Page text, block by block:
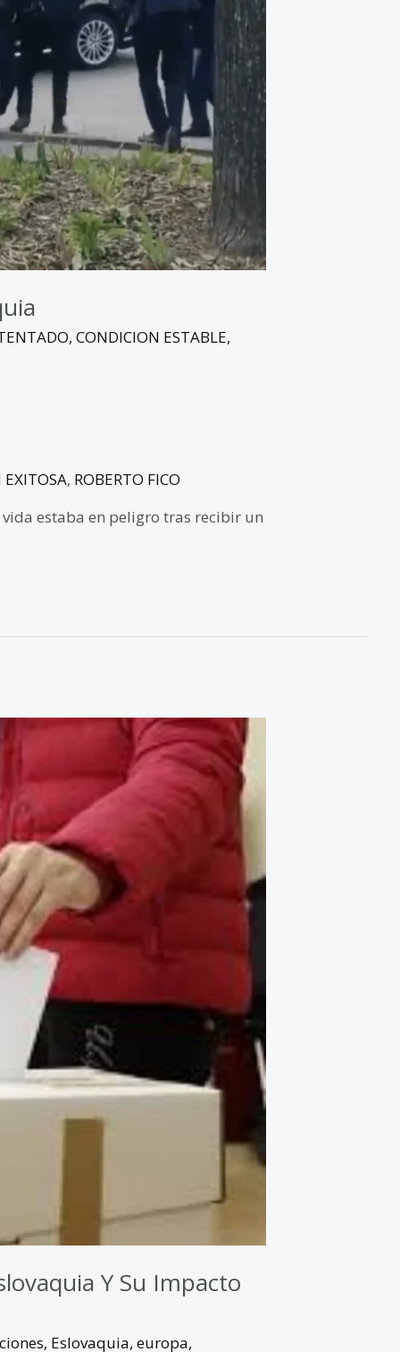
, CONDICION ESTABLE,
EXITOSA, ROBERTO FICO
estaba en peligro tras recibir un
Y Su Impacto
, Eslovaquia, europa,